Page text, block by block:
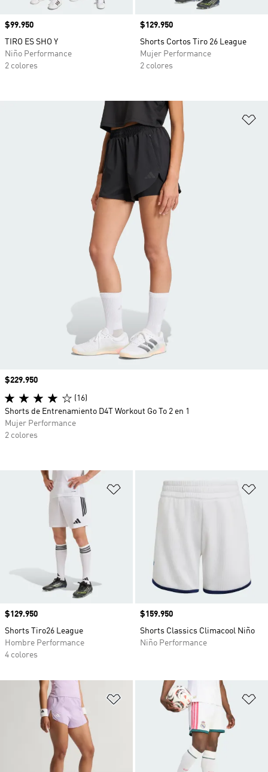
Precio
$99.950
TIRO ES SHO Y
Niño Performance
2 colores
Precio
$129.950
Shorts Cortos Tiro 26 League
Mujer Performance
2 colores
Añadir a la lista de deseos
Precio
$129.950
Shorts Tiro26 League
Hombre Performance
4 colores
Precio
$159.950
Shorts Classics Climacool Niño
Niño Performance
Añadir a la lista de deseos
Precio
$229.950
(16)
Shorts de Entrenamiento D4T Workout Go To 2 en 1
Mujer Performance
2 colores